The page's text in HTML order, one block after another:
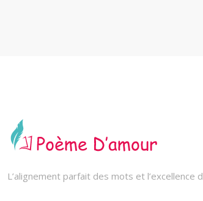
L’alignement parfait des mots et